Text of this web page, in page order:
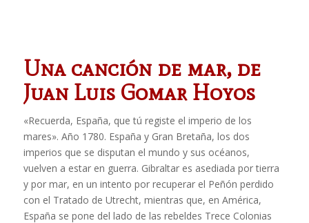
Una canción de mar, de
Juan Luis Gomar Hoyos
«Recuerda, España, que tú registe el imperio de los
mares». Año 1780. España y Gran Bretaña, los dos
imperios que se disputan el mundo y sus océanos,
vuelven a estar en guerra. Gibraltar es asediada por tierra
y por mar, en un intento por recuperar el Peñón perdido
con el Tratado de Utrecht, mientras que, en América,
España se pone del lado de las rebeldes Trece Colonias